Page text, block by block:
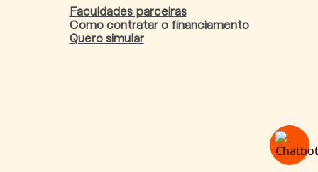
Faculdades parceiras
Como contratar o financiamento
Quero simular